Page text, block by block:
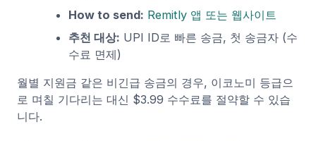
How to send: Remitly 앱 또는 웹사이트
추천 대상: UPI ID로 빠른 송금, 첫 송금자 (수
수료 면제)
월별 지원금 같은 비긴급 송금의 경우, 이코노미 등급으
로 며칠 기다리는 대신 $3.99 수수료를 절약할 수 있습
니다.